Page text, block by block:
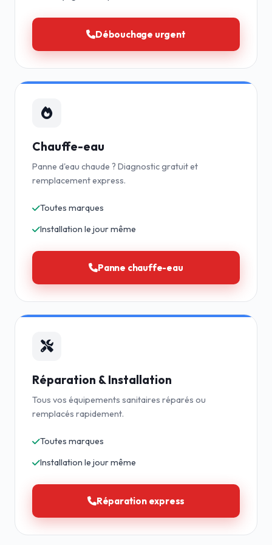
Débouchage urgent
Chauffe-eau
Panne d'eau chaude ? Diagnostic gratuit et
remplacement express.
Toutes marques
Installation le jour même
Panne chauffe-eau
Réparation & Installation
Tous vos équipements sanitaires réparés ou
remplacés rapidement.
Toutes marques
Installation le jour même
Réparation express